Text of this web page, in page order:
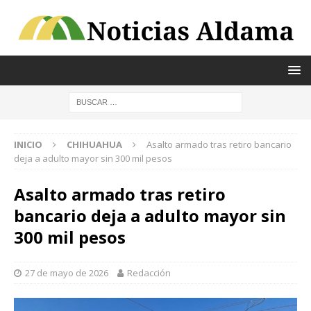
INICIO CHIHUAHUA
Asalto armado tras retiro bancario
deja a adulto mayor sin 300 mil pesos
Asalto armado tras retiro
bancario deja a adulto mayor sin
300 mil pesos
27 de mayo de 2026 Redacción